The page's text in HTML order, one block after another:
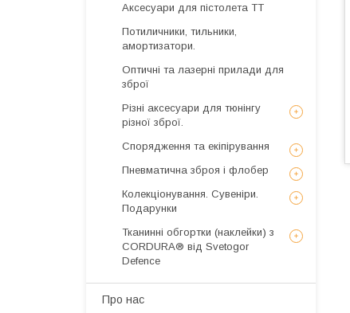
Аксесуари для пістолета ТТ
Потиличники, тильники,
амортизатори.
Оптичні та лазерні прилади для
зброї
Різні аксесуари для тюнінгу
різної зброї.
Спорядження та екіпірування
Пневматична зброя і флобер
Колекціонування. Сувеніри.
Подарунки
Тканинні обгортки (наклейки) з
CORDURA® від Svetogor
Defence
Про нас